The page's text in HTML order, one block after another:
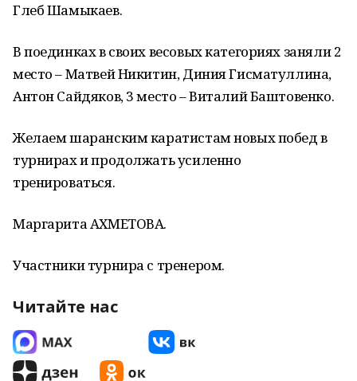
Глеб Шамыкаев.
В поединках в своих весовых категориях заняли 2
место – Матвей Никитин, Диния Гисматуллина,
Антон Сайдяков, 3 место – Виталий Баштовенко.
Желаем шаранским каратистам новых побед в
турнирах и продолжать усиленно
тренироваться.
Маргарита АХМЕТОВА.
Участники турнира с тренером.
Читайте нас